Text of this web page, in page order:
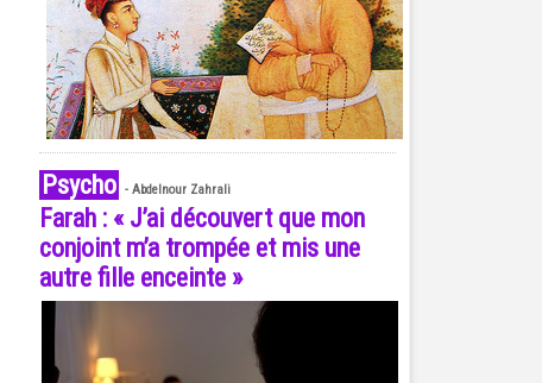
Psycho - Abdelnour Zahrali
Farah : « J’ai découvert que mon
conjoint m’a trompée et mis une
autre fille enceinte »